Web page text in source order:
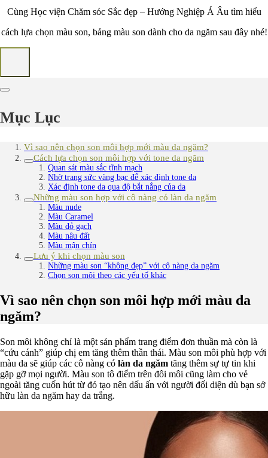
Cùng Học viện Chăm sóc Sắc đẹp – Hướng Nghiệp Á Âu tìm hiểu
cách lựa chọn màu son, bảng màu son dành cho da ngăm sau đây nhé!
Mục Lục
Vì sao nên chọn son môi hợp mới màu da ngăm?
Cách lựa chọn son môi hợp với tone da ngăm
Quan sát màu sắc tĩnh mạch
Nhờ trang sức vàng bạc để xác định tone da
Xác định tone da qua độ bắt nắng của da
Những màu son hợp với cô nàng có làn da ngăm
Màu nude
Màu Caramel
Màu đỏ gạch
Màu nâu đất
Màu mận chín
Lưu ý khi chọn màu son
Những màu son “không đẹp” với cô nàng da ngăm
Chọn son môi theo các yếu tố khác
Vì sao nên chọn son môi hợp mới màu da
ngăm?
Son môi không chỉ là một sản phẩm trang điểm đơn thuần mà còn là
“cứu cánh” giúp chị em tăng thêm thần thái. Màu son môi phù hợp với
màu da sẽ giúp các cô nàng có làn da ngăm tăng thêm sự tự tin khi
gặp gỡ mọi người. Màu son tô điểm trên đôi môi cũng làm cho vẻ
ngoài tăng cuốn hút từ đó tạo nên dấu ấn với người đối diện dù bạn sở
hữu làn da ngăm hay da trắng.